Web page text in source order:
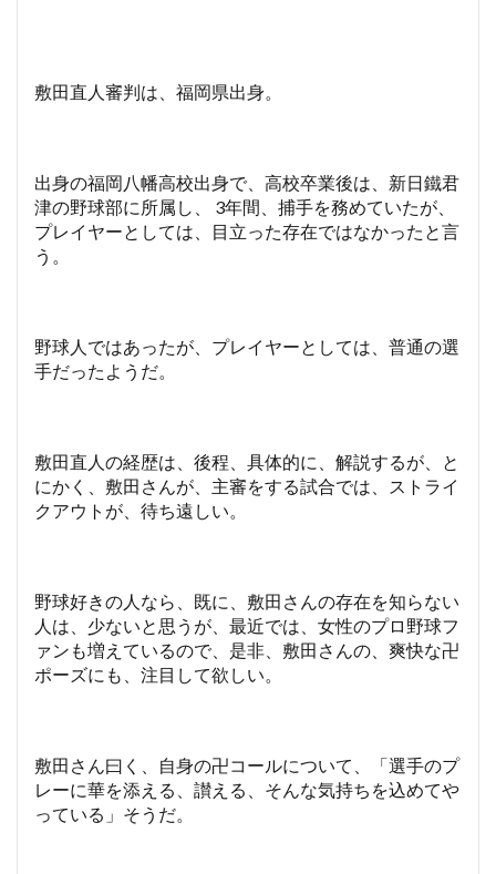
敷田直人審判は、福岡県出身。
出身の福岡八幡高校出身で、高校卒業後は、新日鐵君
津の野球部に所属し、 3年間、捕手を務めていたが、
プレイヤーとしては、目立った存在ではなかったと言
う。
野球人ではあったが、プレイヤーとしては、普通の選
手だったようだ。
敷田直人の経歴は、後程、具体的に、解説するが、と
にかく、敷田さんが、主審をする試合では、ストライ
クアウトが、待ち遠しい。
野球好きの人なら、既に、敷田さんの存在を知らない
人は、少ないと思うが、最近では、女性のプロ野球フ
ァンも増えているので、是非、敷田さんの、爽快な卍
ポーズにも、注目して欲しい。
敷田さん曰く、自身の卍コールについて、「選手のプ
レーに華を添える、讃える、そんな気持ちを込めてや
っている」そうだ。